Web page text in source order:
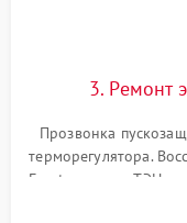
3. Ремонт
Прозвонка
терморегулятора.
Frost, включая ТЭН
платы